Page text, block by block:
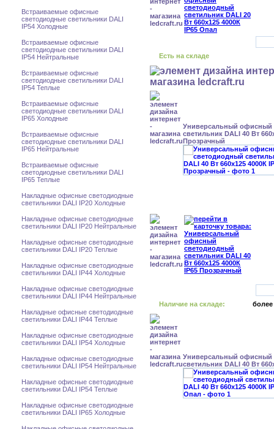
Встраиваемые офисные
светодиодные светильники DALI
IP54 Холодные
Встраиваемые офисные
светодиодные светильники DALI
IP54 Нейтральные
Встраиваемые офисные
светодиодные светильники DALI
IP54 Теплые
Встраиваемые офисные
светодиодные светильники DALI
IP65 Холодные
Встраиваемые офисные
светодиодные светильники DALI
IP65 Нейтральные
Встраиваемые офисные
светодиодные светильники DALI
IP65 Теплые
Накладные офисные светодиодные
светильники DALI IP20 Холодные
Накладные офисные светодиодные
светильники DALI IP20 Нейтральные
Накладные офисные светодиодные
светильники DALI IP20 Теплые
Накладные офисные светодиодные
светильники DALI IP44 Холодные
Накладные офисные светодиодные
светильники DALI IP44 Нейтральные
Накладные офисные светодиодные
светильники DALI IP44 Теплые
Накладные офисные светодиодные
светильники DALI IP54 Холодные
Накладные офисные светодиодные
светильники DALI IP54 Нейтральные
Накладные офисные светодиодные
светильники DALI IP54 Теплые
Накладные офисные светодиодные
светильники DALI IP65 Холодные
Есть на складе
Универсальный офисный
светильник DALI 40 Вт
Прозрачный
Наличие на складе: более
Универсальный офисный
светильник DALI 40 Вт